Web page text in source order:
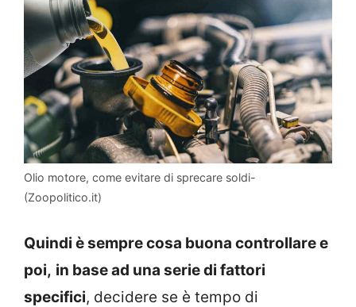
Olio motore, come evitare di sprecare soldi-
(Zoopolitico.it)
Quindi è sempre cosa buona controllare e
poi, in base ad una serie di fattori
specifici, decidere se è tempo di